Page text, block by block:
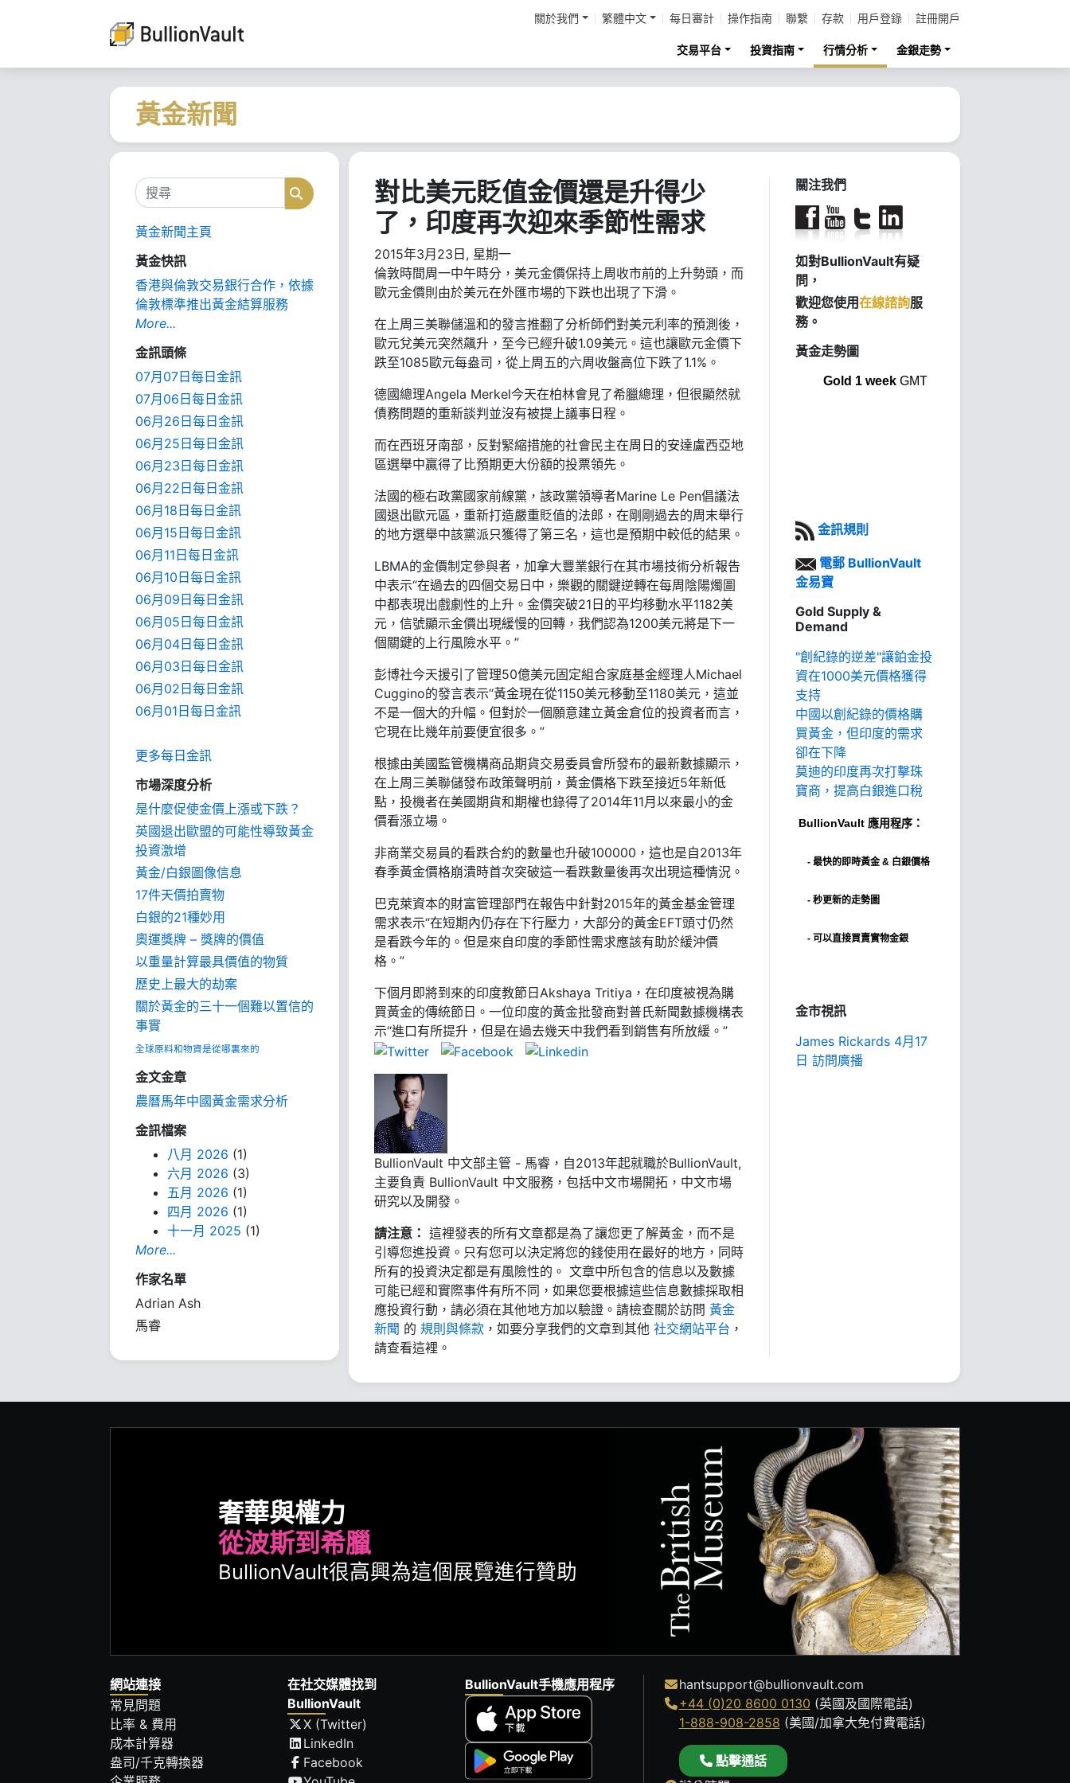
關於我們 繁體中文 每日審計 操作指南 聯繫 存款 用戶登錄 註冊開戶
交易平台 投資指南 行情分析 金銀走勢
黃金新聞
搜尋 搜尋
黃金新聞主頁
黃金快訊
香港與倫敦交易銀行合作，依據
倫敦標準推出黃金結算服務
More...
金訊頭條
07月07日每日金訊
07月06日每日金訊
06月26日每日金訊
06月25日每日金訊
06月23日每日金訊
06月22日每日金訊
06月18日每日金訊
06月15日每日金訊
06月11日每日金訊
06月10日每日金訊
06月09日每日金訊
06月05日每日金訊
06月04日每日金訊
06月03日每日金訊
06月02日每日金訊
06月01日每日金訊
更多每日金訊
市場深度分析
是什麼促使金價上漲或下跌？
英國退出歐盟的可能性導致黃金
投資激增
黃金/白銀圖像信息
17件天價拍賣物
白銀的21種妙用
奧運獎牌 – 獎牌的價值
以重量計算最具價值的物質
歷史上最大的劫案
關於黃金的三十一個難以置信的
事實
全球原料和物資是從哪裏來的
金文金章
農曆馬年中國黃金需求分析
金訊檔案
八月 2026 (1)
六月 2026 (3)
五月 2026 (1)
四月 2026 (1)
十一月 2025 (1)
More...
作家名單
Adrian Ash
馬睿
對比美元貶值金價還是升得少
了，印度再次迎來季節性需求
2015年3月23日, 星期一
倫敦時間周一中午時分，美元金價保持上周收市前的上升勢頭，而
歐元金價則由於美元在外匯市場的下跌也出現了下滑。
在上周三美聯儲溫和的發言推翻了分析師們對美元利率的預測後，
歐元兌美元突然飆升，至今已經升破1.09美元。這也讓歐元金價下
跌至1085歐元每盎司，從上周五的六周收盤高位下跌了1.1%。
德國總理Angela Merkel今天在柏林會見了希臘總理，但很顯然就
債務問題的重新談判並沒有被提上議事日程。
而在西班牙南部，反對緊縮措施的社會民主在周日的安達盧西亞地
區選舉中贏得了比預期更大份額的投票領先。
法國的極右政黨國家前線黨，該政黨領導者Marine Le Pen倡議法
國退出歐元區，重新打造嚴重貶值的法郎，在剛剛過去的周末舉行
的地方選舉中該黨派只獲得了第三名，這也是預期中較低的結果。
LBMA的金價制定參與者，加拿大豐業銀行在其市場技術分析報告
中表示“在過去的四個交易日中，樂觀的關鍵逆轉在每周陰陽燭圖
中都表現出戲劇性的上升。金價突破21日的平均移動水平1182美
元，信號顯示金價出現緩慢的回轉，我們認為1200美元將是下一
個關鍵的上行風險水平。”
彭博社今天援引了管理50億美元固定組合家庭基金經理人Michael
Cuggino的發言表示“黃金現在從1150美元移動至1180美元，這並
不是一個大的升幅。但對於一個願意建立黃金倉位的投資者而言，
它現在比幾年前要便宜很多。”
根據由美國監管機構商品期貨交易委員會所發布的最新數據顯示，
在上周三美聯儲發布政策聲明前，黃金價格下跌至接近5年新低
點，投機者在美國期貨和期權也錄得了2014年11月以來最小的金
價看漲立場。
非商業交易員的看跌合約的數量也升破100000，這也是自2013年
春季黃金價格崩潰時首次突破這一看跌數量後再次出現這種情況。
巴克萊資本的財富管理部門在報告中針對2015年的黃金基金管理
需求表示“在短期內仍存在下行壓力，大部分的黃金EFT頭寸仍然
是看跌今年的。但是來自印度的季節性需求應該有助於緩沖價
格。”
下個月即將到來的印度教節日Akshaya Tritiya，在印度被視為購
買黃金的傳統節日。一位印度的黃金批發商對普氏新聞數據機構表
示“進口有所提升，但是在過去幾天中我們看到銷售有所放緩。”
BullionVault 中文部主管 - 馬睿，自2013年起就職於BullionVault,
主要負責 BullionVault 中文服務，包括中文市場開拓，中文市場
研究以及開發。
請注意： 這裡發表的所有文章都是為了讓您更了解黃金，而不是
引導您進投資。只有您可以決定將您的錢使用在最好的地方，同時
所有的投資決定都是有風險性的。 文章中所包含的信息以及數據
可能已經和實際事件有所不同，如果您要根據這些信息數據採取相
應投資行動，請必須在其他地方加以驗證。請檢查關於訪問 黃金
新聞 的 規則與條款 ，如要分享我們的文章到其他 社交網站平台 ，
請查看這裡。
關注我們
如對BullionVault有疑
問，
歡迎您使用在線諮詢服
務。
黃金走勢圖
Gold 1 weekGMT
金訊規則
電郵 BullionVault
金易寶
Gold Supply &
Demand
"創紀錄的逆差"讓鉑金投
資在1000美元價格獲得
支持
中國以創紀錄的價格購
買黃金，但印度的需求
卻在下降
莫迪的印度再次打擊珠
寶商，提高白銀進口稅
BullionVault 應用程序：
- 最快的即時黃金 & 白銀價格
- 秒更新的走勢圖
- 可以直接買賣實物金銀
金市視訊
James Rickards 4月17
日 訪問廣播
奢華與權力
從波斯到希臘
BullionVault很高興為這個展覽進行贊助
網站連接
常見問題
比率 & 費用
成本計算器
盎司/千克轉換器
在社交媒體找到
BullionVault
X (Twitter)
LinkedIn
Facebook
BullionVault手機應用程序
hantsupport@bullionvault.com
+44 (0)20 8600 0130 (英國及國際電話)
1-888-908-2858 (美國/加拿大免付費電話)
點擊通話